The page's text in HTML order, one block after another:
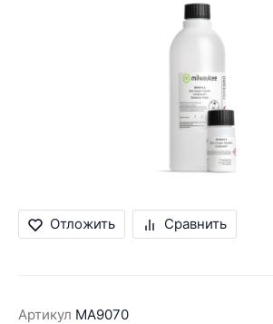
Отложить Сравнить
Артикул MA9070